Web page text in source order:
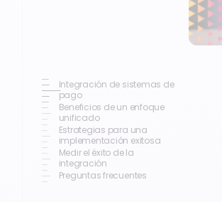
Integración de sistemas de
pago
Beneficios de un enfoque
unificado
Estrategias para una
implementación exitosa
Medir el éxito de la
integración
Preguntas frecuentes